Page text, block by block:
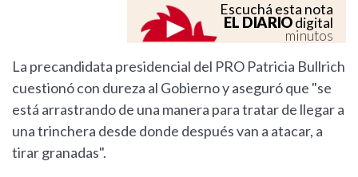
Escuchá esta nota
EL DIARIOdigital
minutos
La precandidata presidencial del PRO Patricia Bullrich
cuestionó con dureza al Gobierno y aseguró que "se
está arrastrando de una manera para tratar de llegar a
una trinchera desde donde después van a atacar, a
tirar granadas".